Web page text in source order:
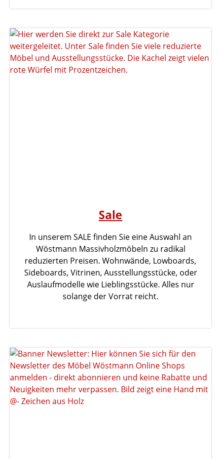
Sale
In unserem SALE finden Sie eine Auswahl an
Wöstmann Massivholzmöbeln zu radikal
reduzierten Preisen. Wohnwände, Lowboards,
Sideboards, Vitrinen, Ausstellungsstücke, oder
Auslaufmodelle wie Lieblingsstücke. Alles nur
solange der Vorrat reicht.